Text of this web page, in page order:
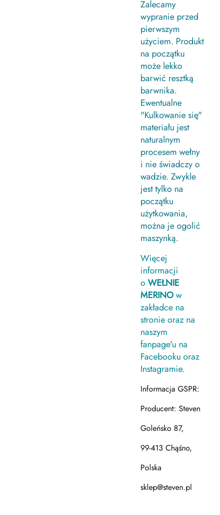
Zalecamy
wypranie przed
pierwszym
użyciem. Produkt
na początku
może lekko
barwić resztką
barwnika.
Ewentualne
"Kulkowanie się"
materiału jest
naturalnym
procesem wełny
i nie świadczy o
wadzie. Zwykle
jest tylko na
początku
użytkowania,
można je ogolić
maszynką.
Więcej
informacji
o WEŁNIE
MERINOw
zakładce na
stronie oraz na
naszym
fanpage'u na
Facebooku oraz
Instagramie.
Informacja GSPR:
Producent: Steven
Goleńsko 87,
99-413 Chąśno,
Polska
sklep@steven.pl